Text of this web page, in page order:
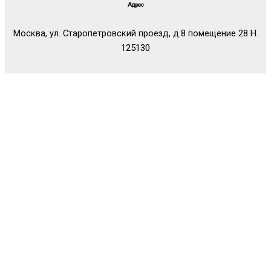
Адрес
Москва, ул. Старопетровский проезд, д.8 помещение 28 Н.
125130